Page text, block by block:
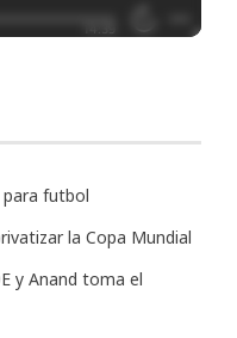
futbol
la Copa Mundial
y Anand toma el